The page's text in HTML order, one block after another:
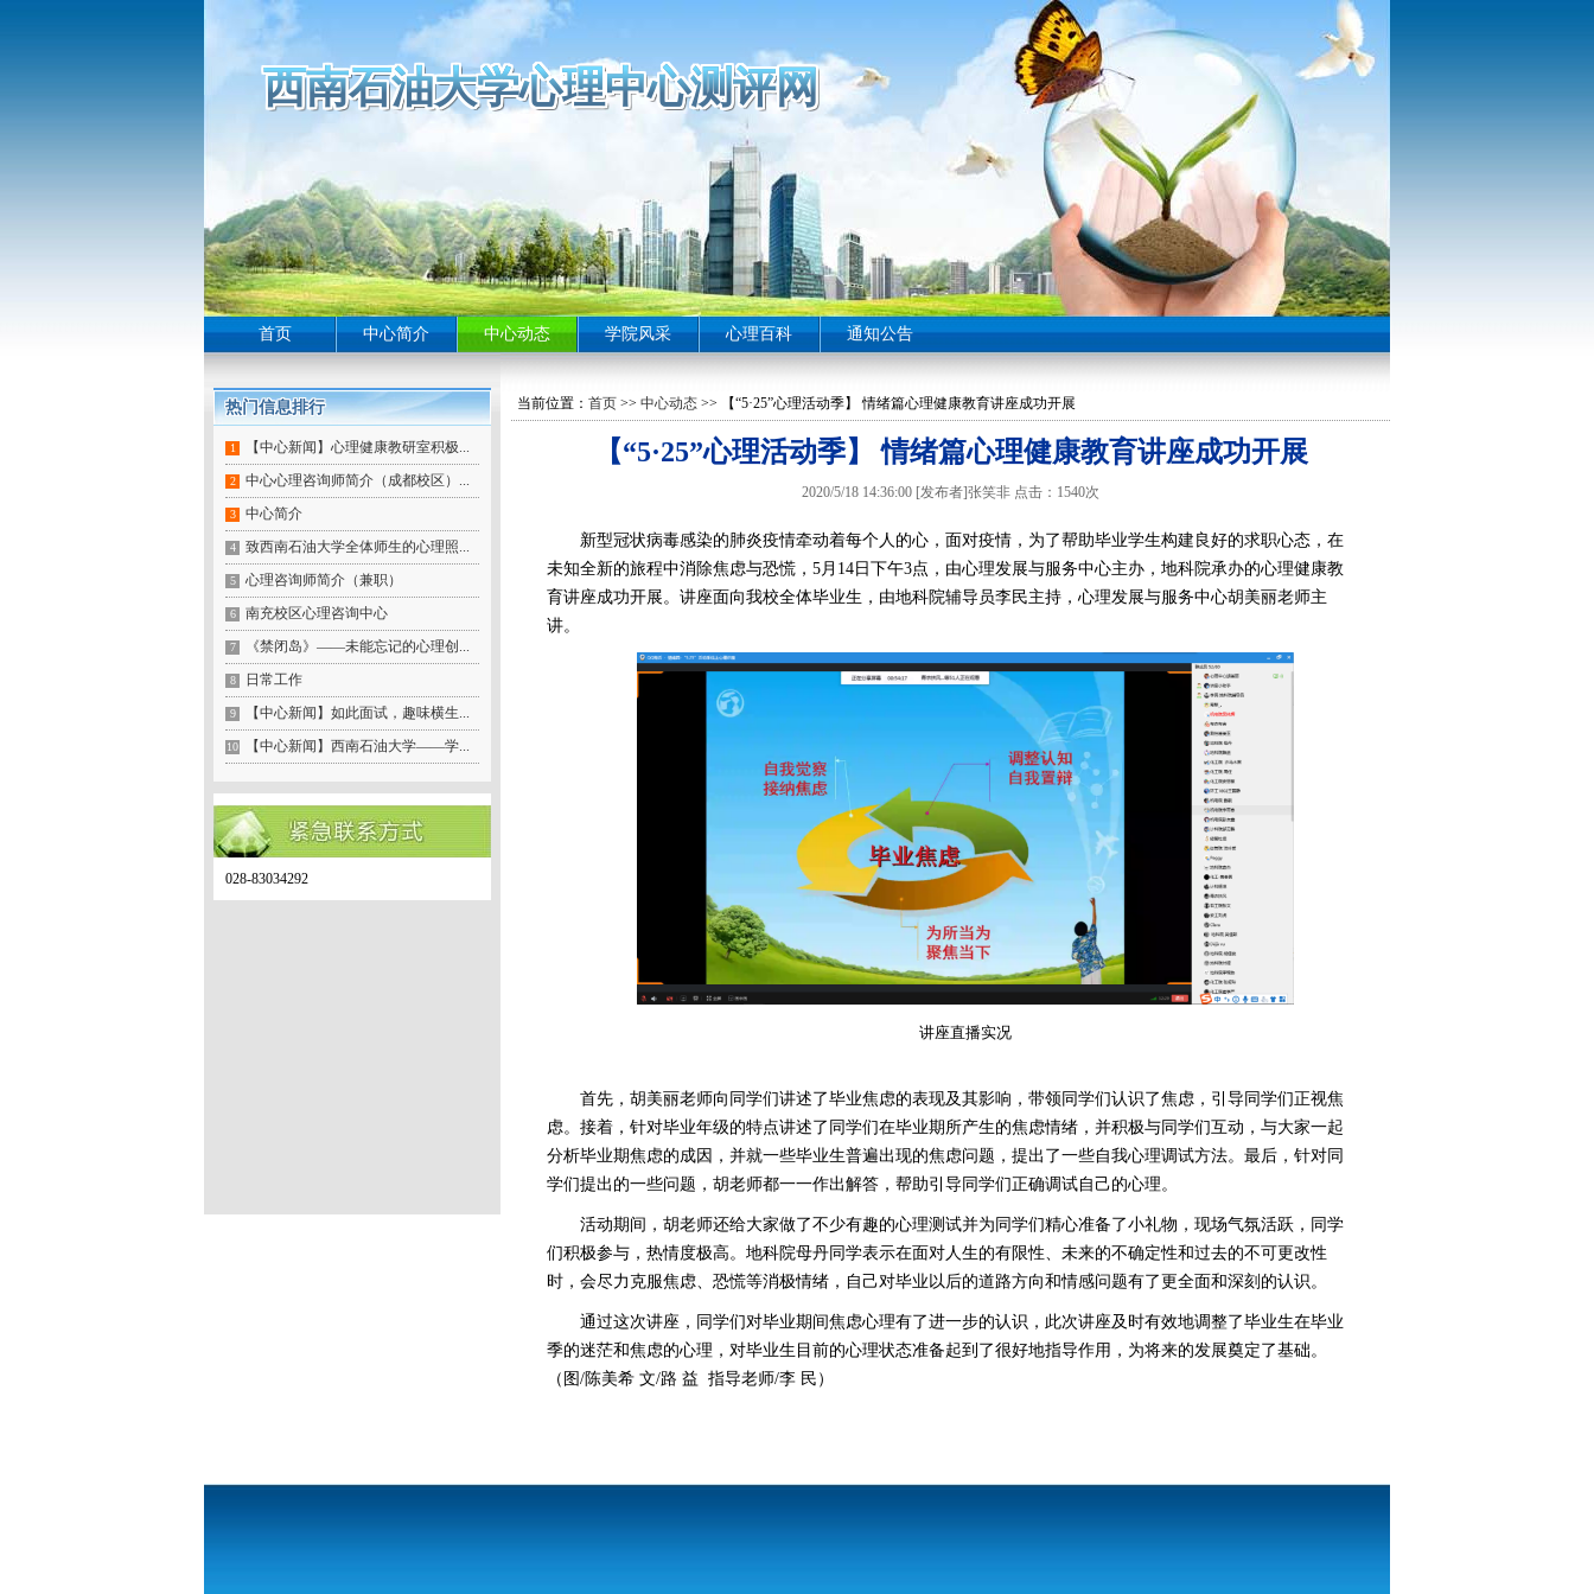
西南石油大学心理中心测评网
西南石油大学心理中心测评网
西南石油大学心理中心测评网
西南石油大学心理中心测评网
西南石油大学心理中心测评网
西南石油大学心理中心测评网
西南石油大学心理中心测评网
西南石油大学心理中心测评网
西南石油大学心理中心测评网
西南石油大学心理中心测评网
西南石油大学心理中心测评网
西南石油大学心理中心测评网
西南石油大学心理中心测评网
西南石油大学心理中心测评网
西南石油大学心理中心测评网
西南石油大学心理中心测评网
西南石油大学心理中心测评网
西南石油大学心理中心测评网
西南石油大学心理中心测评网
西南石油大学心理中心测评网
西南石油大学心理中心测评网
西南石油大学心理中心测评网
西南石油大学心理中心测评网
西南石油大学心理中心测评网
西南石油大学心理中心测评网
西南石油大学心理中心测评网
西南石油大学心理中心测评网
西南石油大学心理中心测评网
西南石油大学心理中心测评网
西南石油大学心理中心测评网
西南石油大学心理中心测评网
西南石油大学心理中心测评网
西南石油大学心理中心测评网
西南石油大学心理中心测评网
西南石油大学心理中心测评网
西南石油大学心理中心测评网
西南石油大学心理中心测评网
西南石油大学心理中心测评网
西南石油大学心理中心测评网
西南石油大学心理中心测评网
西南石油大学心理中心测评网
西南石油大学心理中心测评网
西南石油大学心理中心测评网
西南石油大学心理中心测评网
西南石油大学心理中心测评网
首页 中心简介 中心动态 学院风采 心理百科 通知公告
当前位置： 首页 >> 中心动态 >> 【“5·25”心理活动季】 情绪篇心理健康教育讲座成功开展
【“5·25”心理活动季】 情绪篇心理健康教育讲座成功开展
2020/5/18 14:36:00 [发布者]张笑非 点击：1540次
新型冠状病毒感染的肺炎疫情牵动着每个人的心，面对疫情，为了帮助毕业学生构建良好的求职心态，在
未知全新的旅程中消除焦虑与恐慌， 5月14日下午3点 ，由心理发展与服务中心主办， 地科院承办的心理健康教
育讲座成功开展。讲座面向我校全体毕业生 ， 由地科院辅导员李民主持，心理发展与服务中心胡美丽老师主
讲。
讲座直播实况
首先，胡美丽老师向同学们讲述了毕业焦虑的表现及其影响，带领同学们认识了焦虑， 引导同学们 正视焦
虑。接着，针对毕业年级的特点讲述了同学们在毕业期所产生的焦虑情绪，并积极与同学们互动，与大家一起
分析毕业期焦虑的成因，并就一些毕业生普遍出现的焦虑问题，提出了一些自我心理调试方法。最后，针对同
学们提出的一些问题，胡老师都一一作出解答，帮助引导同学们正确调试自己的心理。
活动期间，胡老师还给大家做了不少有趣的心理测试并为同学们精心准备了小礼物 ， 现场气氛活跃，同学
们积极参与，热情度极高。 地科院母丹同学表示在面对人生的有限性、未来的不确定性和过去的不可更改性
时，会尽力克服焦虑、恐慌等消极情绪，自己对毕业以后的道路方向和情感问题有了更全面和深刻的认识。
通过这次讲座，同学们对毕业期间焦虑心理有了进一步的认识，此次讲座及时有效地调整了毕业生在毕业
季的迷茫和焦虑的心理，对毕业生目前的心理状态准备起到了很好地指导作用，为将来的发展奠定了基础。
（图 /陈美希 文/路 益 指导老师/李 民）
热门信息排行
热门信息排行
热门信息排行
热门信息排行
热门信息排行
热门信息排行
热门信息排行
热门信息排行
热门信息排行
1 【中心新闻】心理健康教研室积极...
2 中心心理咨询师简介（成都校区）...
3 中心简介
4 致西南石油大学全体师生的心理照...
5 心理咨询师简介（兼职）
6 南充校区心理咨询中心
7 《禁闭岛》——未能忘记的心理创...
8 日常工作
9 【中心新闻】如此面试，趣味横生...
10 【中心新闻】西南石油大学——学...
028-83034292